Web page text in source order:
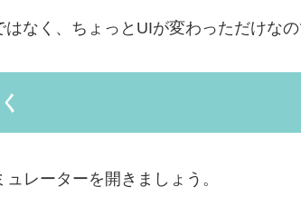
なく、ちょっとUIが変わっただけなの
レーターを開きましょう。